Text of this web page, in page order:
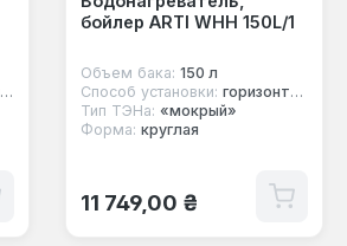
бойлер ARTI WHH 150L/1
Объем бака: 150 л
Способ установки: горизонтальный
Тип ТЭНа: «мокрый»
Форма: круглая
Обычная цена:
11 749,00 ₴